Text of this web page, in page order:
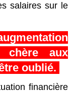
salaires sur le
chère aux
oublié.
financière